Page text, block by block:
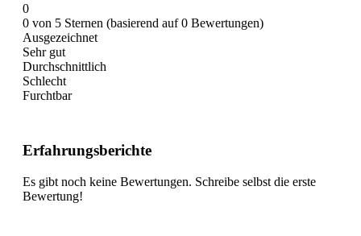
0
0 von 5 Sternen (basierend auf 0 Bewertungen)
Ausgezeichnet
Sehr gut
Durchschnittlich
Schlecht
Furchtbar
Erfahrungsberichte
Es gibt noch keine Bewertungen. Schreibe selbst die erste
Bewertung!